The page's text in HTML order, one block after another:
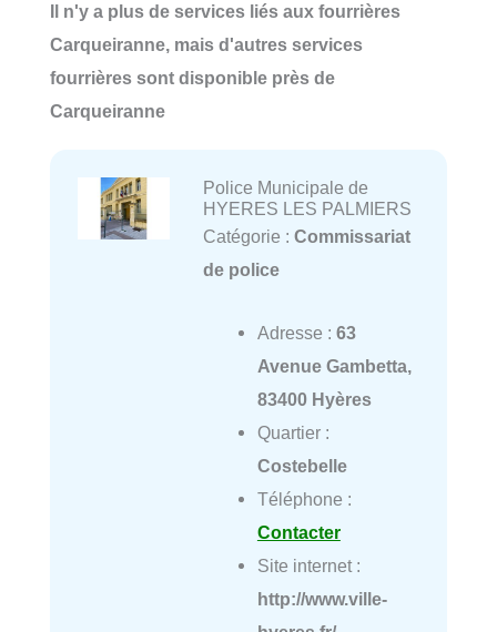
Il n'y a plus de services liés aux fourrières
Carqueiranne, mais d'autres services
fourrières sont disponible près de
Carqueiranne
Police Municipale de
HYERES LES PALMIERS
Catégorie : Commissariat
de police
Adresse : 63
Avenue Gambetta,
83400 Hyères
Quartier :
Costebelle
Téléphone :
Contacter
Site internet :
http://www.ville-